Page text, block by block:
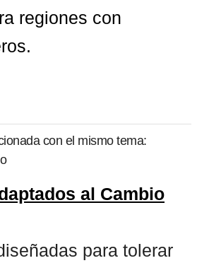
regiones con
con el mismo tema:
al Cambio
para tolerar